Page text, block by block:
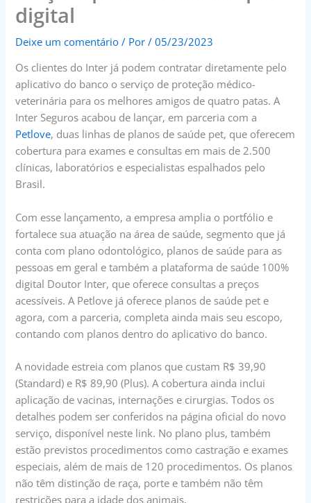
digital
Deixe um comentário / Por/05/23/2023
Os clientes do Inter já podem contratar diretamente pelo
aplicativo do banco o serviço de proteção médico-
veterinária para os melhores amigos de quatro patas. A
Inter Seguros acabou de lançar, em parceria com a
Petlove, duas linhas de planos de saúde pet, que oferecem
cobertura para exames e consultas em mais de 2.500
clínicas, laboratórios e especialistas espalhados pelo
Brasil.
Com esse lançamento, a empresa amplia o portfólio e
fortalece sua atuação na área de saúde, segmento que já
conta com plano odontológico, planos de saúde para as
pessoas em geral e também a plataforma de saúde 100%
digital Doutor Inter, que oferece consultas a preços
acessíveis. A Petlove já oferece planos de saúde pet e
agora, com a parceria, completa ainda mais seu escopo,
contando com planos dentro do aplicativo do banco.
A novidade estreia com planos que custam R$ 39,90
(Standard) e R$ 89,90 (Plus). A cobertura ainda inclui
aplicação de vacinas, internações e cirurgias. Todos os
detalhes podem ser conferidos na página oficial do novo
serviço, disponível neste link. No plano plus, também
estão previstos procedimentos como castração e exames
especiais, além de mais de 120 procedimentos. Os planos
não têm distinção de raça, porte e também não têm
restrições para a idade dos animais.